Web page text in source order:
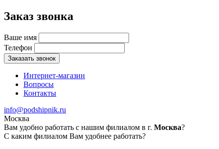
Заказ звонка
Ваше имя
Телефон
Заказать звонок
Интернет-магазин
Вопросы
Контакты
info@podshipnik.ru
Москва
Вам удобно работать с нашим филиалом в г. Москва?
С каким филиалом Вам удобнее работать?